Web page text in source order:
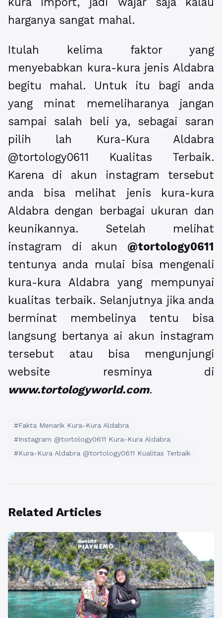
harganya sangat mahal.
Itulah kelima faktor yang
menyebabkan kura-kura jenis Aldabra
begitu mahal. Untuk itu bagi anda
yang minat memeliharanya jangan
sampai salah beli ya, sebagai saran
pilih lah Kura-Kura Aldabra
@tortology0611 Kualitas Terbaik.
Karena di akun instagram tersebut
anda bisa melihat jenis kura-kura
Aldabra dengan berbagai ukuran dan
keunikannya. Setelah melihat
instagram di akun @tortology0611
tentunya anda mulai bisa mengenali
kura-kura Aldabra yang mempunyai
kualitas terbaik. Selanjutnya jika anda
berminat membelinya tentu bisa
langsung bertanya ai akun instagram
tersebut atau bisa mengunjungi
website resminya di
www.tortologyworld.com.
#Fakta Menarik Kura-Kura Aldabra
#Instagram @tortology0611 Kura-Kura Aldabra
#Kura-Kura Aldabra @tortology0611 Kualitas Terbaik
Related Articles